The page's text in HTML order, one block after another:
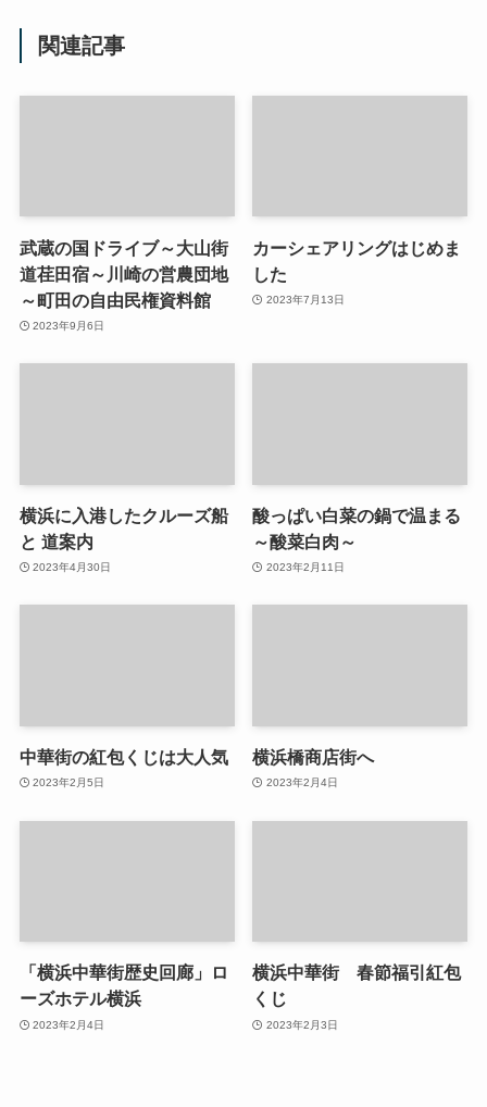
関連記事
武蔵の国ドライブ～大山街
道荏田宿～川崎の営農団地
～町田の自由民権資料館
2023年9月6日
カーシェアリングはじめま
した
2023年7月13日
横浜に入港したクルーズ船
と 道案内
2023年4月30日
酸っぱい白菜の鍋で温まる
～酸菜白肉～
2023年2月11日
中華街の紅包くじは大人気
2023年2月5日
横浜橋商店街へ
2023年2月4日
「横浜中華街歴史回廊」ロ
ーズホテル横浜
2023年2月4日
横浜中華街 春節福引紅包
くじ
2023年2月3日